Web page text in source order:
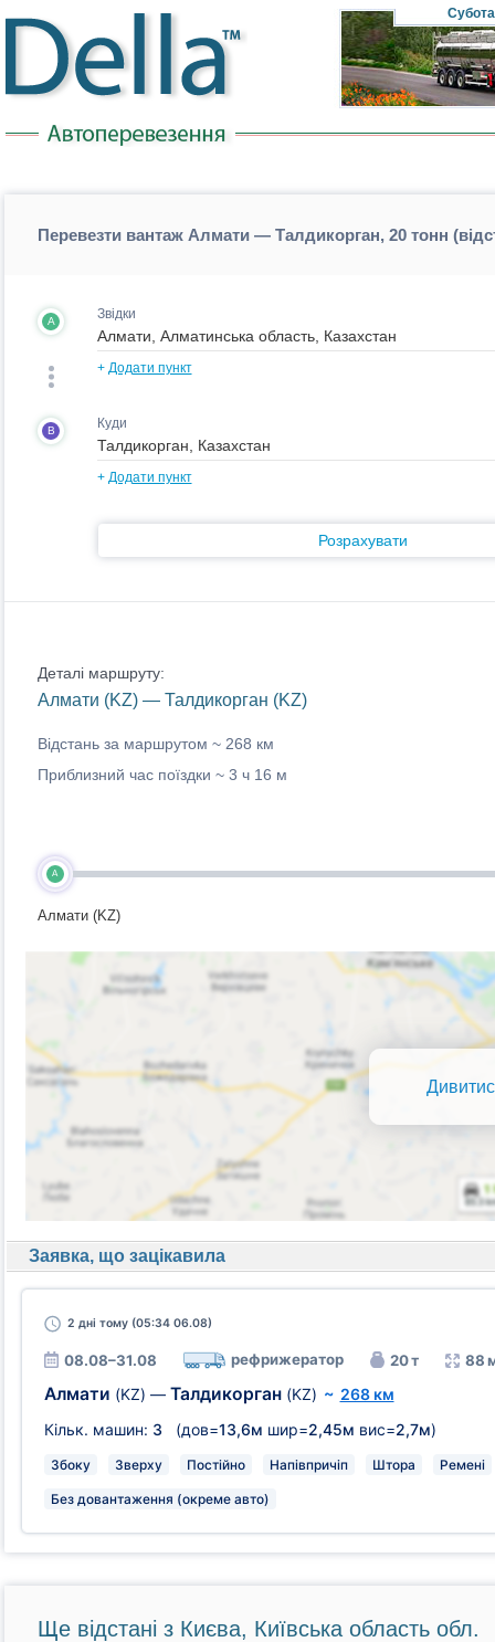
Субота
Перевезти вантаж Алмати — Талдикорган, 20 тонн
A Звідки
+ Додати пункт
B Куди
+ Додати пункт
Розрахувати
Деталі маршруту:
Алмати (KZ) — Талдикорган (KZ)
Відстань за маршрутом ~ 268 км
Приблизний час поїздки ~ 3 ч 16 м
A
Алмати (KZ)
Заявка, що зацікавила
2 дні тому (05:34 06.08)
08.08–31.08 рефрижератор 20 т 88
Алмати (KZ) — Талдикорган (KZ) ~ 268 км
Кільк. машин: 3 (дов=13,6м шир=2,45м вис=2,7м)
Збоку Зверху Постійно Напівпричіп Штора Ремені
Без довантаження (окреме авто)
Ще відстані з Києва, Київська область обл.